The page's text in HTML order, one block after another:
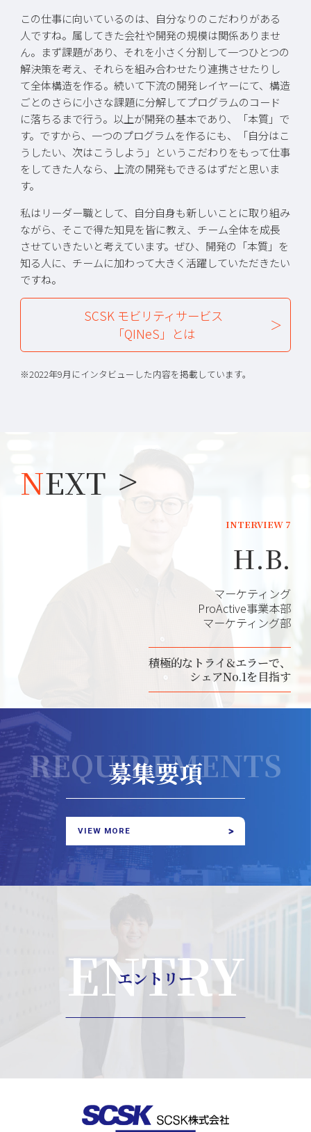
この仕事に向いているのは、自分なりのこだわりがある
人ですね。属してきた会社や開発の規模は関係ありませ
ん。まず課題があり、それを小さく分割して一つひとつの
解決策を考え、それらを組み合わせたり連携させたりし
て全体構造を作る。続いて下流の開発レイヤーにて、構造
ごとのさらに小さな課題に分解してプログラムのコード
に落ちるまで行う。以上が開発の基本であり、「本質」で
す。ですから、一つのプログラムを作るにも、「自分はこ
うしたい、次はこうしよう」というこだわりをもって仕事
をしてきた人なら、上流の開発もできるはずだと思いま
す。
私はリーダー職として、自分自身も新しいことに取り組み
ながら、そこで得た知見を皆に教え、チーム全体を成長
させていきたいと考えています。ぜひ、開発の「本質」を
知る人に、チームに加わって大きく活躍していただきたい
ですね。
SCSK モビリティサービス
「QINeS」とは
※2022年9月にインタビューした内容を掲載しています。
NEXT
INTERVIEW 7
H.B.
マーケティング
ProActive事業本部
マーケティング部
積極的なトライ&エラーで、
シェアNo.1を目指す
募集要項
REQUIREMENTS
VIEW MORE
エントリー
ENTRY